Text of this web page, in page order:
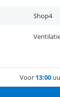
Shop4
Voor 13:00